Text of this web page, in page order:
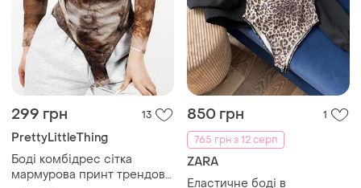
299 грн 13
PrettyLittleThing
Боді комбідрес сітка
мармурова принт трендова
стильна
і ще 1
850 грн
765 грн з 12 серп
ZARA
Еластичне боді в
тонких бретелях /
эластичное боди-майка на
тонких бретелях в
леопардовый принт zara
розмір м
M